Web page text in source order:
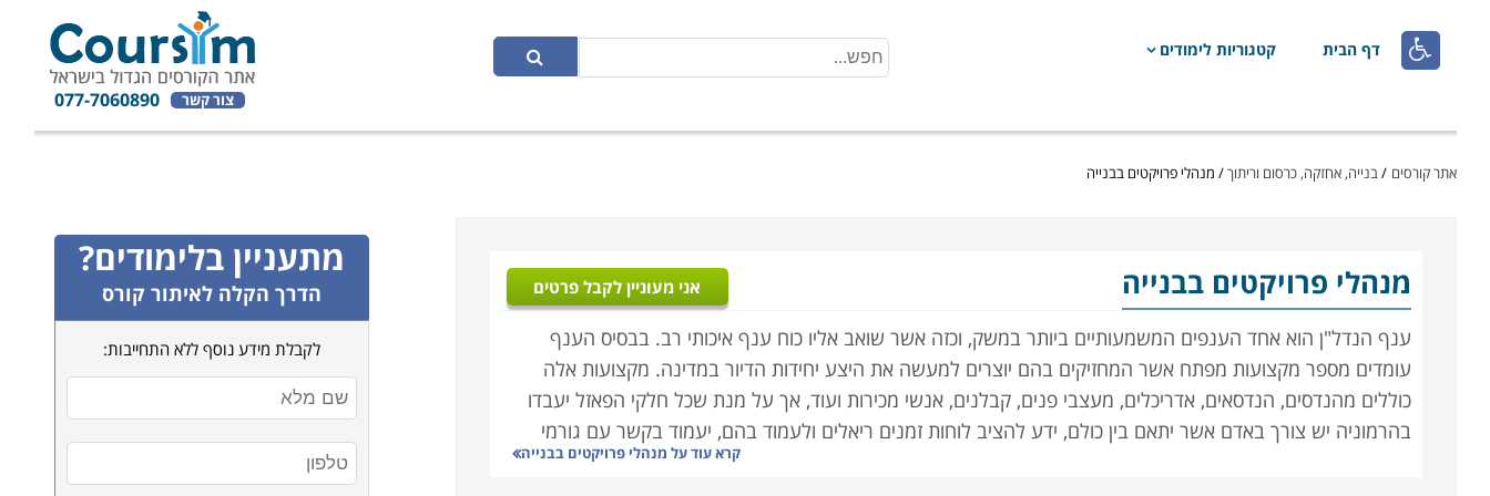
 דף הבית קטגוריות לימודים
צור קשר 077-7060890
אתר קורסים /בנייה, אחזקה, כרסום וריתוך/ מנהלי פרויקטים בבנייה
מנהלי פרויקטים בבנייה אני מעוניין לקבל פרטים
ענף הנדל"ן הוא אחד הענפים המשמעותיים ביותר במשק, וכזה אשר שואב אליו כוח ענף איכותי רב. בבסיס הענף
עומדים מספר מקצועות מפתח אשר המחזיקים בהם יוצרים למעשה את היצע יחידות הדיור במדינה. מקצועות אלה
כוללים מהנדסים, הנדסאים, אדריכלים, מעצבי פנים, קבלנים, אנשי מכירות ועוד, אך על מנת שכל חלקי הפאזל יעבדו
בהרמוניה יש צורך באדם אשר יתאם בין כולם, ידע להציב לוחות זמנים ריאלים ולעמוד בהם, יעמוד בקשר עם גורמי
קרא עוד על מנהלי פרויקטים בבנייה
מתעניין בלימודים?
הדרך הקלה לאיתור קורס
לקבלת מידע נוסף ללא התחייבות: